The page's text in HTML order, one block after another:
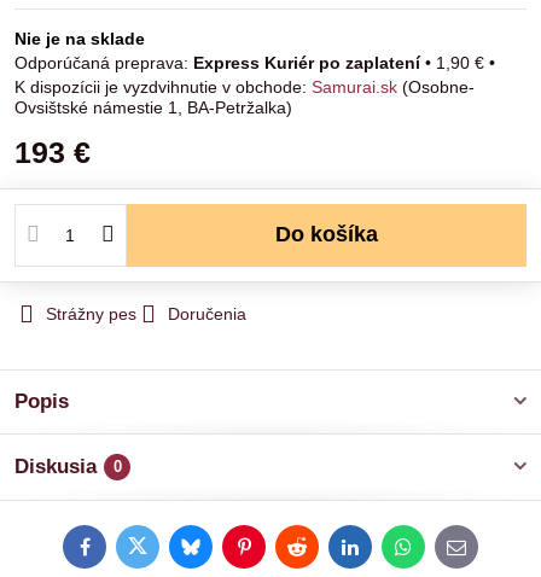
Nie je na sklade
Express Kuriér po zaplatení• 1,90 € •
Samurai.sk (Osobne-
Ovsištské námestie 1, BA-Petržalka)
193 €
Do košíka
Strážny pes Doručenia
Popis
Diskusia 0
FacebookTwitterBlueskyPinterestRedditLinkedInWhatsApp
E-
mail